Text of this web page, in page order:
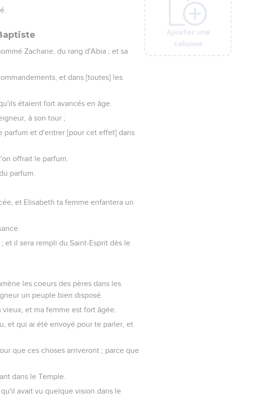
Ajouter une
colonne
Zacharie, du rang d'Abia ; et sa
et dans [toutes] les
étaient fort avancés en âge.
à son tour ;
parfum et d'entrer [pour cet effet] dans
offrait le parfum.
parfum.
et Elisabeth ta femme enfantera un
et il sera rempli du Saint-Esprit dès le
les coeurs des pères dans les
un peuple bien disposé.
et ma femme est fort âgée.
et qui ai été envoyé pour te parler, et
que ces choses arriveront ; parce que
dans le Temple.
avait vu quelque vision dans le
Ajouter une
colonne
Ajouter une
colonne
Ajouter une
colonne